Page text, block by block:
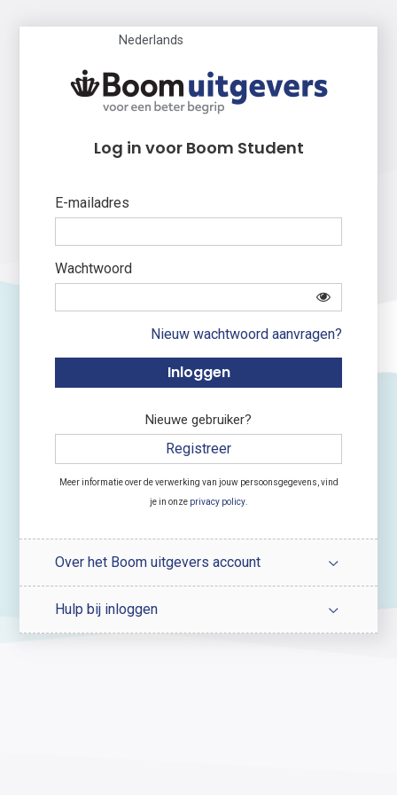
Nederlands
Log in voor Boom Student
E-mailadres
Wachtwoord
Nieuw wachtwoord aanvragen?
Nieuwe gebruiker?
Registreer
Meer informatie over de verwerking van jouw persoonsgegevens, vind
je in onze privacy policy.
Over het Boom uitgevers account
Hulp bij inloggen